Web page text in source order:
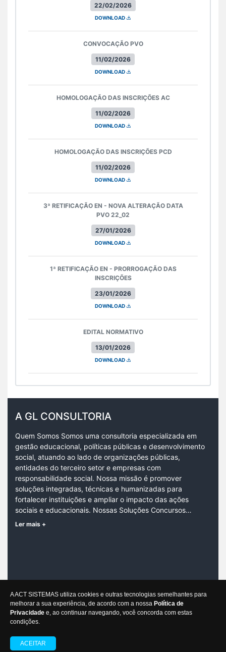
A ACT SISTEMAS utiliza cookies e outras tecnologias semelhantes para
melhorar a sua experiência, de acordo com a nossa Política de
Privacidade e, ao continuar navegando, você concorda com estas
condições.
ACEITAR
22/02/2026
DOWNLOAD
11/02/2026
CONVOCAÇÃO PVO
DOWNLOAD
11/02/2026
HOMOLOGAÇÃO DAS INSCRIÇÕES AC
DOWNLOAD
11/02/2026
HOMOLOGAÇÃO DAS INSCRIÇÕES PCD
DOWNLOAD
27/01/2026
3ª RETIFICAÇÃO EN - NOVA ALTERAÇÃO DATA
PVO 22_02
DOWNLOAD
23/01/2026
1ª RETIFICAÇÃO EN - PRORROGAÇÃO DAS
INSCRIÇÕES
DOWNLOAD
13/01/2026
EDITAL NORMATIVO
DOWNLOAD
A GL CONSULTORIA
Quem Somos Somos uma consultoria especializada em
gestão educacional, políticas públicas e desenvolvimento
social, atuando ao lado de organizações públicas,
entidades do terceiro setor e empresas com
responsabilidade social. Nossa missão é promover
soluções integradas, técnicas e humanizadas para
fortalecer instituições e ampliar o impacto das ações
sociais e educacionais. Nossas Soluções Concursos…
Ler mais +
CONTATO
contato@glconsultoria.com.br